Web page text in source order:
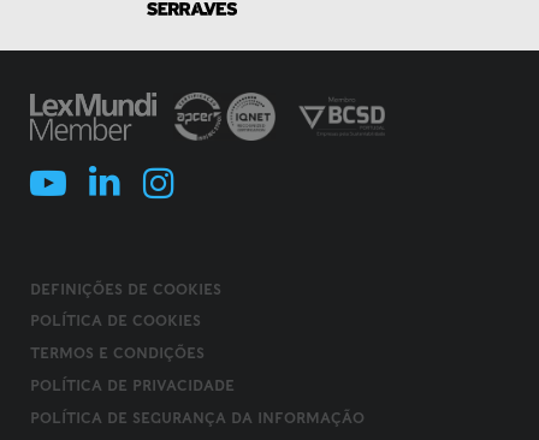
DEFINIÇÕES DE COOKIES
POLÍTICA DE COOKIES
TERMOS E CONDIÇÕES
POLÍTICA DE PRIVACIDADE
POLÍTICA DE SEGURANÇA DA INFORMAÇÃO